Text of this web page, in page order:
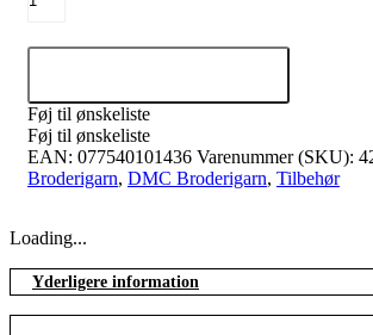
Føj til ønskeliste
Føj til ønskeliste
EAN: 077540101436 Varenummer (SKU):
Broderigarn, DMC Broderigarn, Tilbehør
Loading...
Yderligere information